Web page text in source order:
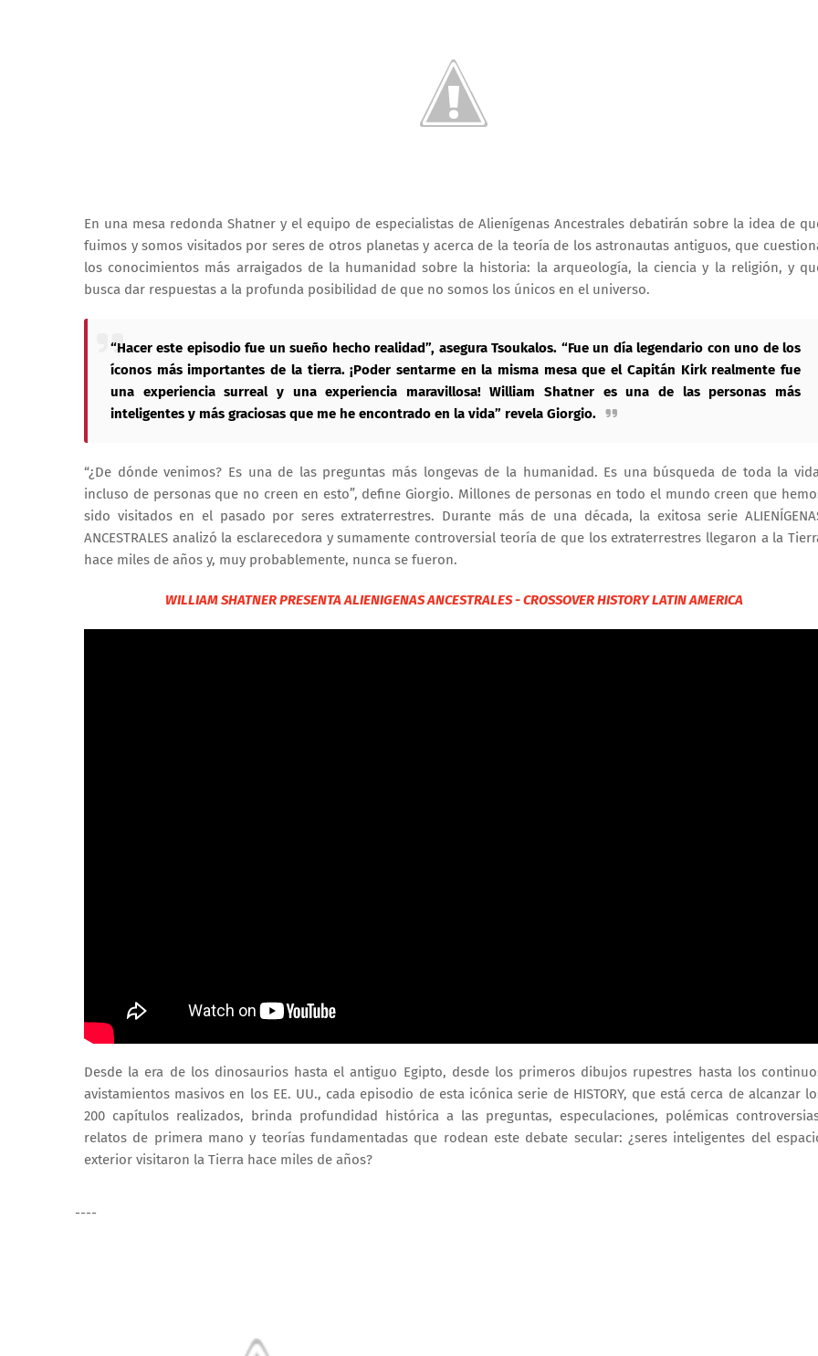
En una mesa redonda Shatner y el equipo de especialistas de Alienígenas Ancestrales debatirán sobre la idea de
fuimos y somos visitados por seres de otros planetas y acerca de la teoría de los astronautas antiguos, que
los conocimientos más arraigados de la humanidad sobre la historia: la arqueología, la ciencia y la religión, y
busca dar respuestas a la profunda posibilidad de que no somos los únicos en el universo.
“Hacer este episodio fue un sueño hecho realidad”, asegura Tsoukalos. “Fue un día legendario con uno de los
íconos más importantes de la tierra. ¡Poder sentarme en la misma mesa que el Capitán Kirk realmente fue
una experiencia surreal y una experiencia maravillosa! William Shatner es una de las personas más
inteligentes y más graciosas que me he encontrado en la vida” revela Giorgio.
“¿De dónde venimos? Es una de las preguntas más longevas de la humanidad. Es una búsqueda de toda la
incluso de personas que no creen en esto”, define Giorgio. Millones de personas en todo el mundo creen que
sido visitados en el pasado por seres extraterrestres. Durante más de una década, la exitosa serie
ANCESTRALES analizó la esclarecedora y sumamente controversial teoría de que los extraterrestres llegaron a la
hace miles de años y, muy probablemente, nunca se fueron.
WILLIAM SHATNER PRESENTA ALIENIGENAS ANCESTRALES - CROSSOVER HISTORY LATIN AMERICA
Desde la era de los dinosaurios hasta el antiguo Egipto, desde los primeros dibujos rupestres hasta los
avistamientos masivos en los EE. UU., cada episodio de esta icónica serie de HISTORY, que está cerca de alcanzar
200 capítulos realizados, brinda profundidad histórica a las preguntas, especulaciones, polémicas
relatos de primera mano y teorías fundamentadas que rodean este debate secular: ¿seres inteligentes del
exterior visitaron la Tierra hace miles de años?
----